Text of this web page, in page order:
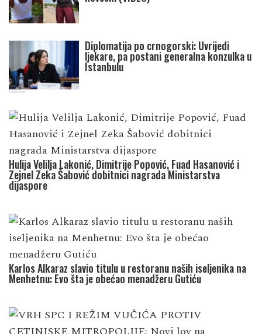
Diplomatija po crnogorski: Uvrijedi
ljekare, pa postani generalna konzulka u
Istanbulu
Hulija Velilja Lakonić, Dimitrije Popović, Fuad Hasanović i
Zejnel Zeka Šabović dobitnici nagrada Ministarstva
dijaspore
Karlos Alkaraz slavio titulu u restoranu naših iseljenika na
Menhetnu: Evo šta je obećao menadžeru Gutiću